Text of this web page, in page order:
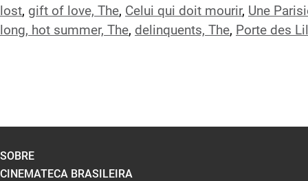
lost, gift of love, The, Celui qui doit mourir, Une
long, hot summer, The, delinquents, The, Porte des
SOBRE
CINEMATECA BRASILEIRA